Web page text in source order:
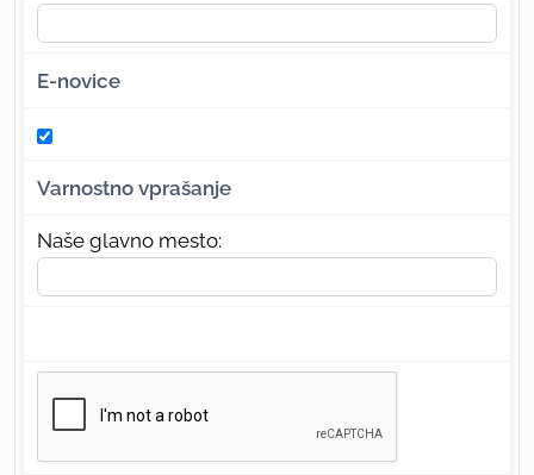
E-novice
Varnostno vprašanje
Naše glavno mesto: